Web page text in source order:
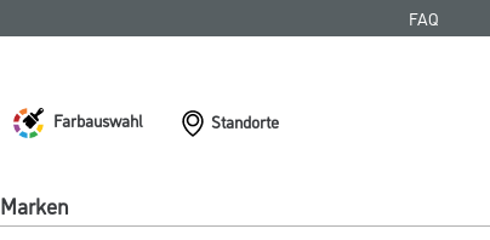
FAQ
Farbauswahl
Standorte
Marken